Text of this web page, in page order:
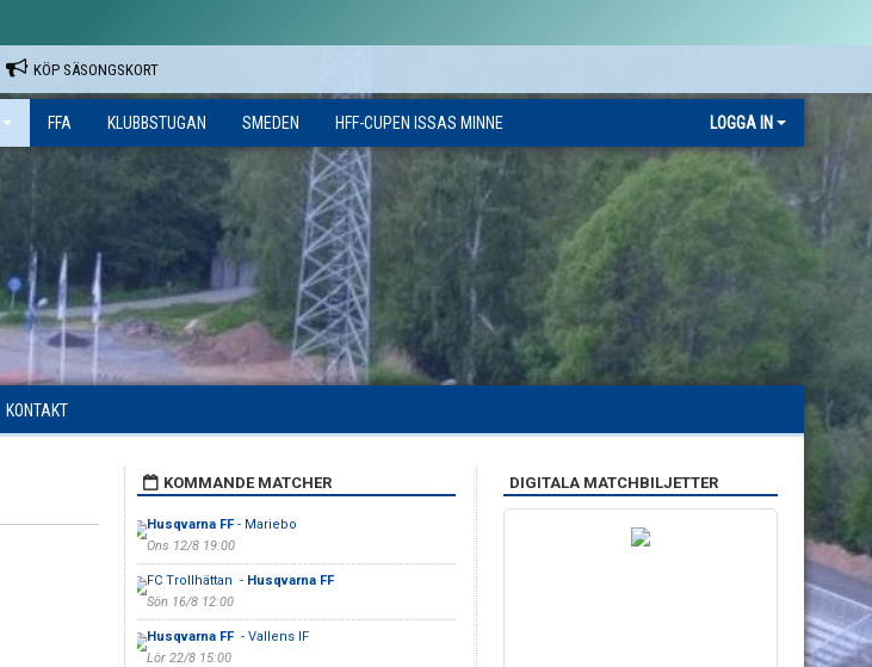
KÖP SÄSONGSKORT
FFA KLUBBSTUGAN SMEDEN HFF-CUPEN ISSAS MINNE LOGGA IN
KONTAKT
KOMMANDE MATCHER
Husqvarna FF- Mariebo
Ons 12/8 19:00
FC Trollhättan - Husqvarna FF
Sön 16/8 12:00
Husqvarna FF - Vallens IF
Lör 22/8 15:00
DIGITALA MATCHBILJETTER